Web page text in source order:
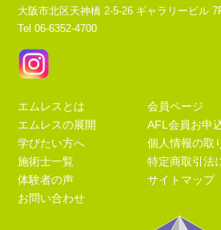
大阪市北区天神橋 2-5-26 ギャラリービル
Tel 06-6352-4700
エムレスとは
エムレスの展開
学びたい方へ
施術士一覧
体験者の声
お問い合わせ
会員ページ
AFL会員お申
個人情報の取
特定商取引法
サイトマップ